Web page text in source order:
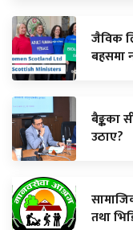
जैविक
बहसमा
बैङ्कका
उठाए?
तथा